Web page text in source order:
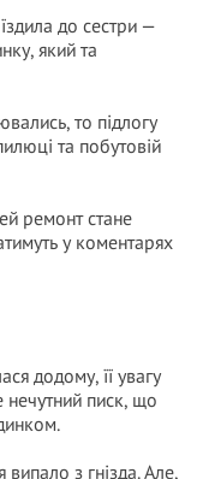
до сестри —
який та
то підлогу
та побутовій
ремонт стане
у коментарях
додому, її увагу
писк, що
з гнізда. Але,